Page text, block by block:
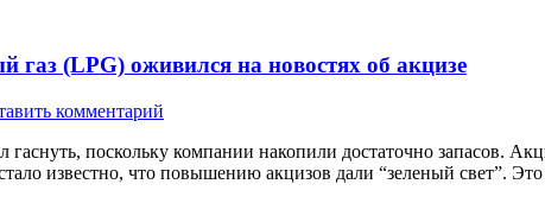
(LPG) оживился на новостях об акцизе
комментарий
гаснуть, поскольку компании накопили достаточно запасов.
известно, что повышению акцизов дали “зеленый свет”.